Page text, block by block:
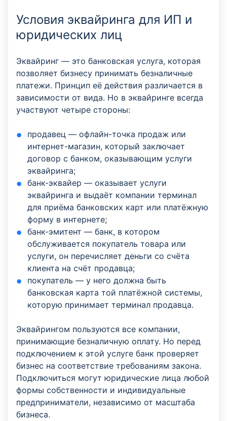
Условия эквайринга для ИП и
юридических лиц
Эквайринг — это банковская услуга, которая
позволяет бизнесу принимать безналичные
платежи. Принцип её действия различается в
зависимости от вида. Но в эквайринге всегда
участвуют четыре стороны:
продавец — офлайн-точка продаж или
интернет-магазин, который заключает
договор с банком, оказывающим услуги
эквайринга;
банк-эквайер — оказывает услуги
эквайринга и выдаёт компании терминал
для приёма банковских карт или платёжную
форму в интернете;
банк-эмитент — банк, в котором
обслуживается покупатель товара или
услуги, он перечисляет деньги со счёта
клиента на счёт продавца;
покупатель — у него должна быть
банковская карта той платёжной системы,
которую принимает терминал продавца.
Эквайрингом пользуются все компании,
принимающие безналичную оплату. Но перед
подключением к этой услуге банк проверяет
бизнес на соответствие требованиям закона.
Подключиться могут юридические лица любой
формы собственности и индивидуальные
предприниматели, независимо от масштаба
бизнеса.